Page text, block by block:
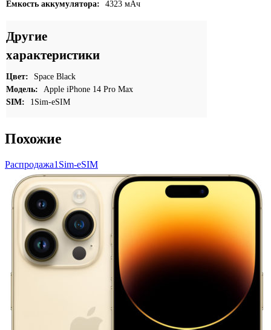
Ёмкость аккумулятора: 4323 мАч
Другие
характеристики
Цвет:
Space Black
Модель:
Apple iPhone 14 Pro Max
SIM:
1Sim-eSIM
Похожие
Распродажа1Sim-eSIM